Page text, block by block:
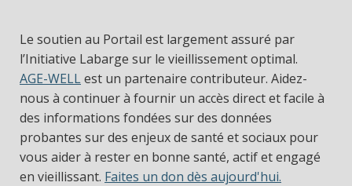
Le soutien au Portail est largement assuré par
l’Initiative Labarge sur le vieillissement optimal.
AGE-WELLest un partenaire contributeur. Aidez-
nous à continuer à fournir un accès direct et facile à
des informations fondées sur des données
probantes sur des enjeux de santé et sociaux pour
vous aider à rester en bonne santé, actif et engagé
en vieillissant. Faites un don dès aujourd'hui.